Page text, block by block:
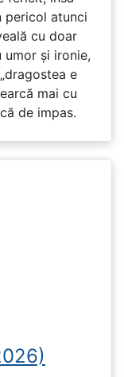
pericol atunci
cu doar
umor și ironie,
e
mai cu
de impas.